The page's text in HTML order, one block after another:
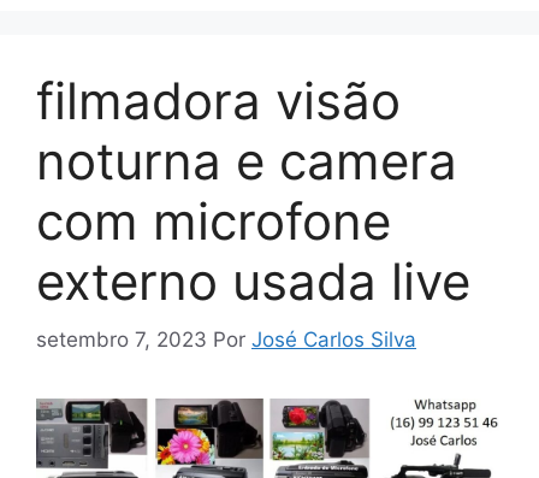
filmadora visão
noturna e camera
com microfone
externo usada live
setembro 7, 2023 Por José Carlos Silva